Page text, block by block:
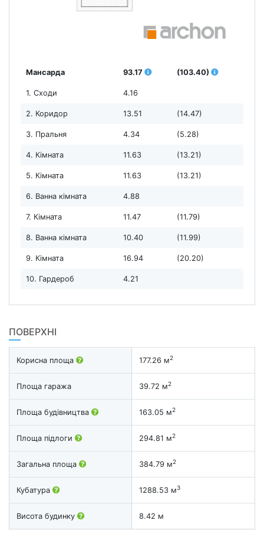
Мансарда 93.17 (103.40)
1. Сходи 4.16
2. Коридор 13.51 (14.47)
3. Пральня 4.34 (5.28)
4. Кімната 11.63 (13.21)
5. Кімната 11.63 (13.21)
6. Ванна кімната 4.88
7. Кімната 11.47 (11.79)
8. Ванна кімната 10.40 (11.99)
9. Кімната 16.94 (20.20)
10. Гардероб 4.21
ПОВЕРХНІ
Корисна площа 177.26 м2
Площа гаража 39.72 м2
Площа будівництва 163.05 м2
Площа підлоги 294.81 м2
Загальна площа 384.79 м2
Кубатура 1288.53 м3
Висота будинку 8.42 м